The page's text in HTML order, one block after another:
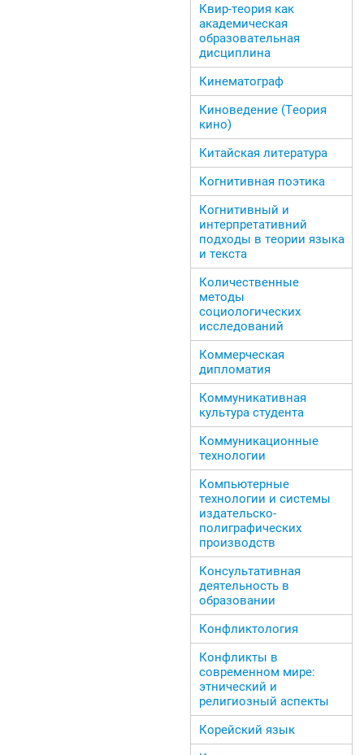
Квир-теория как
академическая
образовательная
дисциплина
Кинематограф
Киноведение (Теория
кино)
Китайская литература
Когнитивная поэтика
Когнитивный и
интерпретативний
подходы в теории языка
и текста
Количественные
методы
социологических
исследований
Коммерческая
дипломатия
Коммуникативная
культура студента
Коммуникационные
технологии
Компьютерные
технологии и системы
издательско-
полиграфических
производств
Консультативная
деятельность в
образовании
Конфликтология
Конфликты в
современном мире:
этнический и
религиозный аспекты
Корейский язык